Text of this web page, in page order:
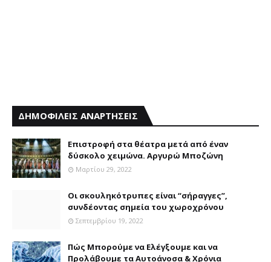
ΔΗΜΟΦΙΛΕΙΣ ΑΝΑΡΤΗΣΕΙΣ
Επιστροφή στα θέατρα μετά από έναν
δύσκολο χειμώνα. Αργυρώ Μποζώνη
Μαρτίου 29, 2022
Οι σκουληκότρυπες είναι “σήραγγες”,
συνδέοντας σημεία του χωροχρόνου
Σεπτεμβρίου 19, 2022
Πώς Μπορούμε να Ελέγξουμε και να
Προλάβουμε τα Αυτοάνοσα & Χρόνια